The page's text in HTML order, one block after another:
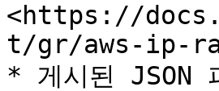
<https://
t/gr/aws-ip-
* 게시된 JSON